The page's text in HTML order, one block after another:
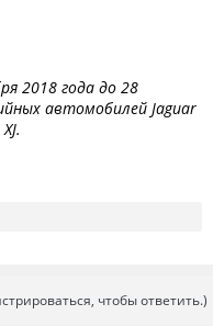
2018 года до 28
автомобилей Jaguar
чтобы ответить.)